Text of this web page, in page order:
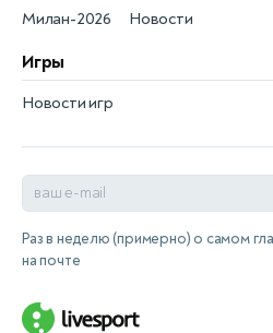
Новости
Милан-2026
Игры
Новости игр
Раз в неделю (примерно) о самом
на почте